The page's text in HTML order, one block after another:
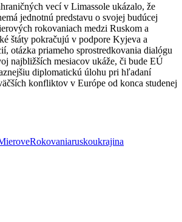
vecí v Limassole ukázalo, že
jednotnú predstavu o svojej budúcej
rokovaniach medzi Ruskom a
štáty pokračujú v podpore Kyjeva a
otázka priameho sprostredkovania dialógu
najbližších mesiacov ukáže, či bude EÚ
diplomatickú úlohu pri hľadaní
konfliktov v Európe od konca studenej
ruskoukrajina